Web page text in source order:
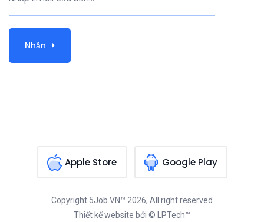
Nhận
Apple Store Google Play
Copyright 5Job.VN™ 2026, All right reserved
Thiết kế website bởi © LPTech™